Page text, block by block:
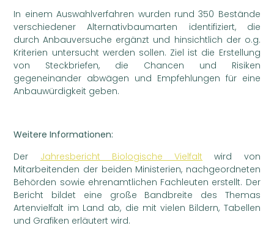
In einem Auswahlverfahren wurden rund 350 Bestände
verschiedener Alternativbaumarten identifiziert, die
durch Anbauversuche ergänzt und hinsichtlich der o.g.
Kriterien untersucht werden sollen. Ziel ist die Erstellung
von Steckbriefen, die Chancen und Risiken
gegeneinander abwägen und Empfehlungen für eine
Anbauwürdigkeit geben.
Weitere Informationen:
Der Jahresbericht Biologische Vielfalt wird von
Mitarbeitenden der beiden Ministerien, nachgeordneten
Behörden sowie ehrenamtlichen Fachleuten erstellt. Der
Bericht bildet eine große Bandbreite des Themas
Artenvielfalt im Land ab, die mit vielen Bildern, Tabellen
und Grafiken erläutert wird.